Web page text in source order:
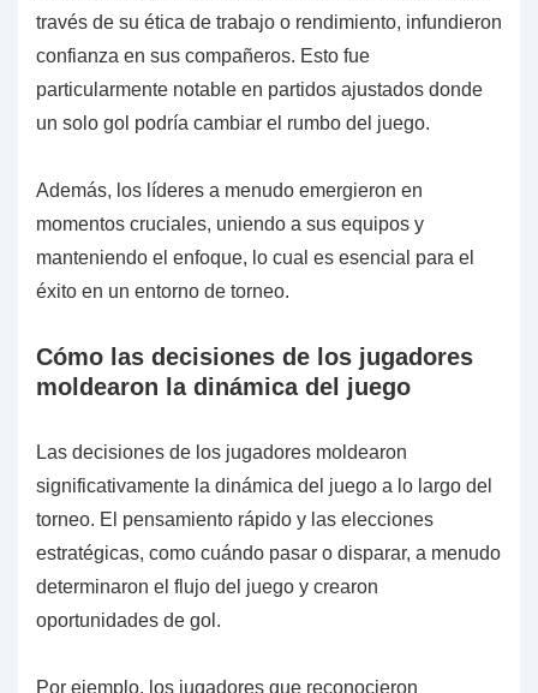
través de su ética de trabajo o rendimiento, infundieron
confianza en sus compañeros. Esto fue
particularmente notable en partidos ajustados donde
un solo gol podría cambiar el rumbo del juego.
Además, los líderes a menudo emergieron en
momentos cruciales, uniendo a sus equipos y
manteniendo el enfoque, lo cual es esencial para el
éxito en un entorno de torneo.
Cómo las decisiones de los jugadores
moldearon la dinámica del juego
Las decisiones de los jugadores moldearon
significativamente la dinámica del juego a lo largo del
torneo. El pensamiento rápido y las elecciones
estratégicas, como cuándo pasar o disparar, a menudo
determinaron el flujo del juego y crearon
oportunidades de gol.
Por ejemplo, los jugadores que reconocieron